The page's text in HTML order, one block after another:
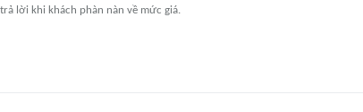
lời khi khách phàn nàn về mức giá.